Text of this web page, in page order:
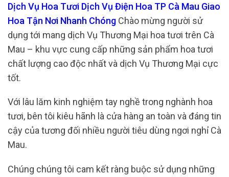
Dịch Vụ Hoa Tươi Dịch Vụ Điện Hoa TP Cà Mau Giao
Hoa Tận Nơi Nhanh Chóng Chào mừng người sử
dụng tới mang dịch Vụ Thương Mại hoa tươi trên Cà
Mau – khu vực cung cấp những sản phẩm hoa tươi
chất lượng cao độc nhất và dịch Vụ Thương Mại cực
tốt.
Với lâu lăm kinh nghiệm tay nghề trong nghành hoa
tươi, bên tôi kiêu hãnh là cửa hàng an toàn và đáng tin
cậy của tương đối nhiều người tiêu dùng ngơi nghỉ Cà
Mau.
Chúng chúng tôi cam kết ràng buộc sử dụng những